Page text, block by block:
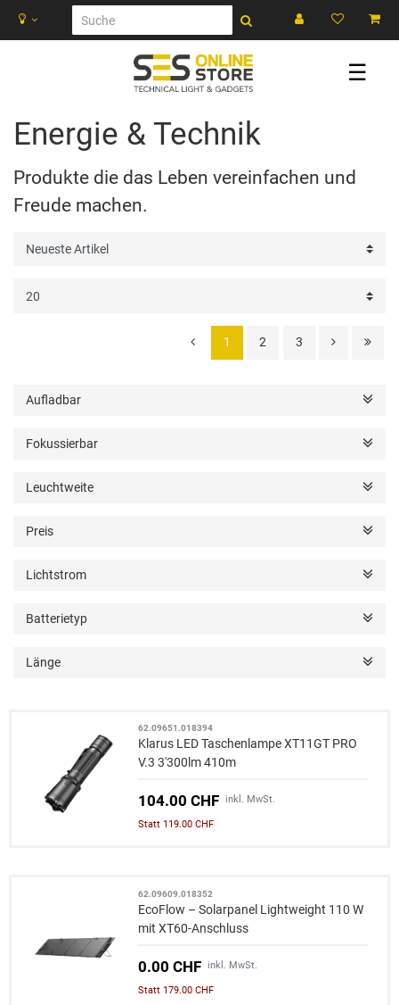
☰
Energie & Technik
Produkte die das Leben vereinfachen und
Freude machen.
1 2 3
Aufladbar
Fokussierbar
Leuchtweite
Preis
Lichtstrom
Batterietyp
Länge
62.09651.018394
Klarus LED Taschenlampe XT11GT PRO
V.3 3'300lm 410m
104.00 CHF inkl. MwSt.
Statt 119.00 CHF
62.09609.018352
EcoFlow – Solarpanel Lightweight 110 W
mit XT60-Anschluss
0.00 CHF inkl. MwSt.
Statt 179.00 CHF